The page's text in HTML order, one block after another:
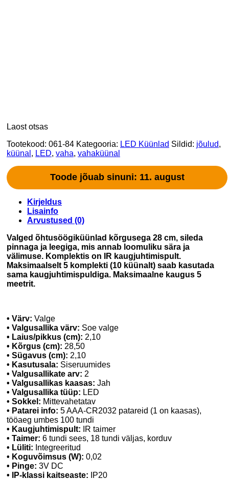
Laost otsas
Tootekood: 061-84 Kategooria: LED Küünlad Sildid: jõulud,
küünal , LED, vaha, vahaküünal
Toode jõuab sinuni: 11. august
Kirjeldus
Lisainfo
Arvustused (0)
Valged õhtusöögiküünlad kõrgusega 28 cm, sileda
pinnaga ja leegiga, mis annab loomuliku sära ja
välimuse. Komplektis on IR kaugjuhtimispult.
Maksimaalselt 5 komplekti (10 küünalt) saab kasutada
sama kaugjuhtimispuldiga. Maksimaalne kaugus 5
meetrit.
• Värv: Valge
• Valgusallika värv: Soe valge
• Laius/pikkus (cm): 2,10
• Kõrgus (cm): 28,50
• Sügavus (cm): 2,10
• Kasutusala: Siseruumides
• Valgusallikate arv: 2
• Valgusallikas kaasas: Jah
• Valgusallika tüüp: LED
• Sokkel: Mittevahetatav
• Patarei info: 5 AAA-CR2032 patareid (1 on kaasas),
tööaeg umbes 100 tundi
• Kaugjuhtimispult: IR taimer
• Taimer: 6 tundi sees, 18 tundi väljas, korduv
• Lüliti: Integreeritud
• Koguvõimsus (W): 0,02
• Pinge: 3V DC
• IP-klassi kaitseaste: IP20